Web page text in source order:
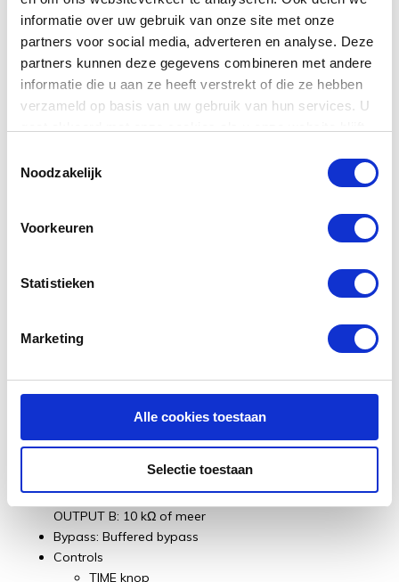
informatie over uw gebruik van onze site met onze
partners voor social media, adverteren en analyse. Deze
partners kunnen deze gegevens combineren met andere
informatie die u aan ze heeft verstrekt of die ze hebben
verzameld op basis van uw gebruik van hun services. U
Noodzakelijk
Voorkeuren
Statistieken
Marketing
Alle cookies toestaan
Selectie toestaan
Let op: De SDE-3 wordt standaard geleverd met batterijen,
maar zonder stroomadapter! Deze kun je er uiteraard wel bij
bestellen. De bijbehorende adapter is deBoss PSA-230S.
method)
Nominaal Input Level: INPUT A (MONO), INPUT B: -20
dBu
dBu
Input Impedantie: INPUT A (MONO), INPUT B: 1 MΩ
-20 dBu
Maximaal Output Level: OUTPUT A (MONO), OUTPUT B:
Aanbevolen belastingsimpedantie: OUTPUT A (MONO),
OUTPUT B: 10 kΩ of meer
Bypass: Buffered bypass
Controls
TIME knop